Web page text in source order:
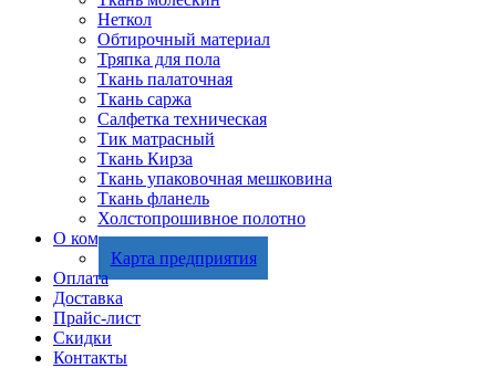
Неткол
Обтирочный материал
Тряпка для пола
Ткань палаточная
Ткань саржа
Салфетка техническая
Тик матрасный
Ткань Кирза
Ткань упаковочная мешковина
Ткань фланель
Холстопрошивное полотно
О компании
Карта предприятия
Оплата
Доставка
Прайс-лист
Скидки
Контакты